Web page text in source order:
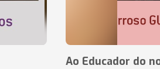
Ao Educador do